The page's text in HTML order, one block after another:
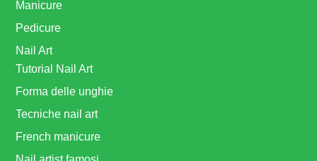
Manicure
Pedicure
Nail Art
Tutorial Nail Art
Forma delle unghie
Tecniche nail art
French manicure